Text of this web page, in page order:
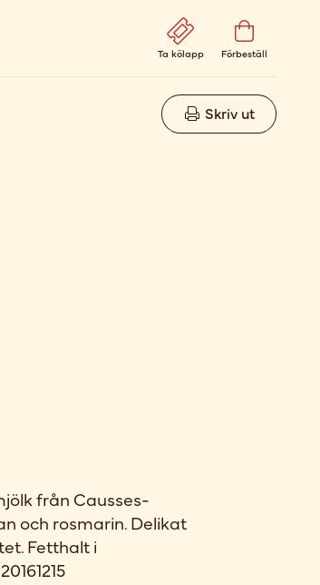
Ta kölapp Förbeställ
Skriv ut
från Causses-
och rosmarin. Delikat
Fetthalt i